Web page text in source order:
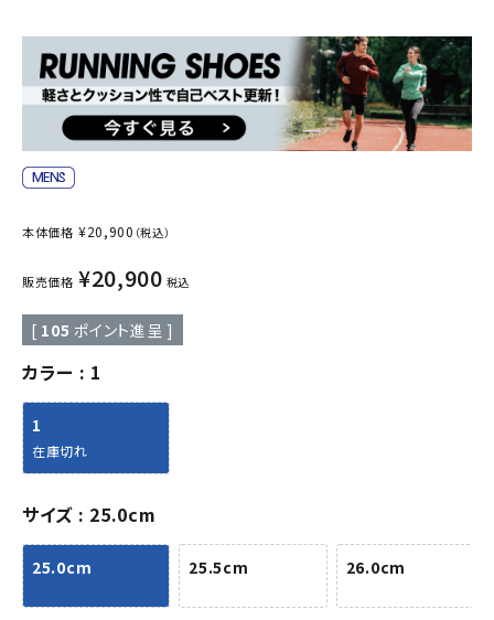
本体価格 ¥20,900 （税込）
販売価格 ¥20,900 税込
[ 105 ポイント進呈 ]
カラー 1
1
在庫切れ
サイズ 25.0cm
25.0cm 25.5cm 26.0cm